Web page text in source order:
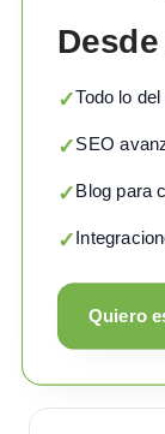
✓Todo lo
✓SEO
✓Blog para
✓
Quiero